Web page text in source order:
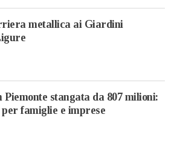
metallica ai Giardini
stangata da 807 milioni:
famiglie e imprese